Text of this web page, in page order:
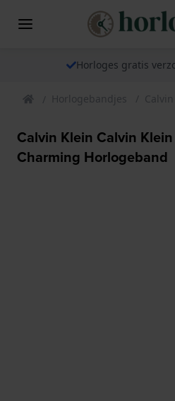
Horloges gratis
Horlogebandjes
Calvin Klein Calvin
Charming Horlogeband